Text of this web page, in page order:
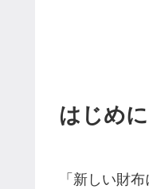
はじめ
「新しい財